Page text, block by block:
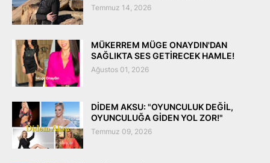
Temmuz 14, 2026
MÜKERREM MÜGE ONAYDIN'DAN
SAĞLIKTA SES GETİRECEK HAMLE!
Ağustos 01, 2026
DİDEM AKSU: "OYUNCULUK DEĞİL,
OYUNCULUĞA GİDEN YOL ZOR!"
Temmuz 09, 2026